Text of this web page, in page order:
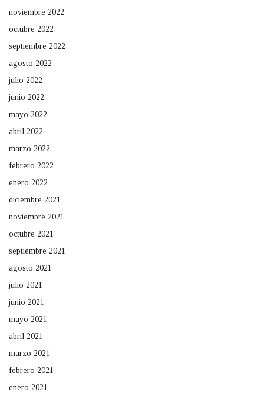
noviembre 2022
octubre 2022
septiembre 2022
agosto 2022
julio 2022
junio 2022
mayo 2022
abril 2022
marzo 2022
febrero 2022
enero 2022
diciembre 2021
noviembre 2021
octubre 2021
septiembre 2021
agosto 2021
julio 2021
junio 2021
mayo 2021
abril 2021
marzo 2021
febrero 2021
enero 2021